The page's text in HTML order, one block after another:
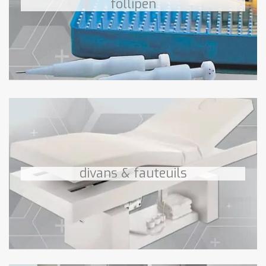
follipen
téléchargez le PDF
divans & fauteuils
Divans, fauteuils médicaux et accessoires
découvrez nos divans